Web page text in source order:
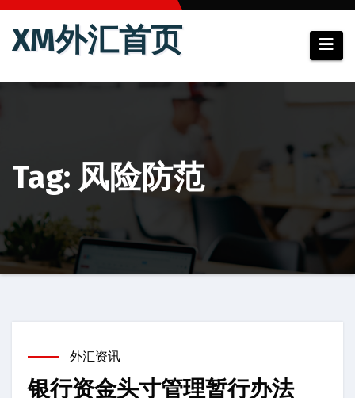
跳
XM外汇首页
Tag: 风险防范
外汇资讯
银行资金头寸管理暂行办法